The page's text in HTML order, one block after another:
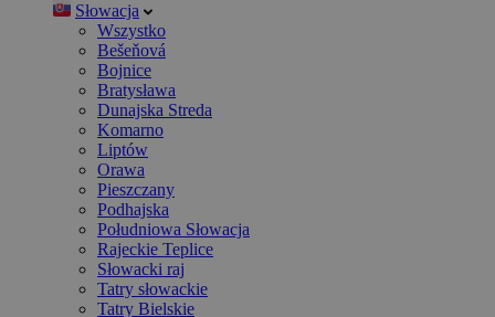
Słowacja
Wszystko
Bešeňová
Bojnice
Bratysława
Dunajska Streda
Komarno
Liptów
Orawa
Pieszczany
Podhajska
Południowa Słowacja
Rajeckie Teplice
Słowacki raj
Tatry słowackie
Tatry Bielskie